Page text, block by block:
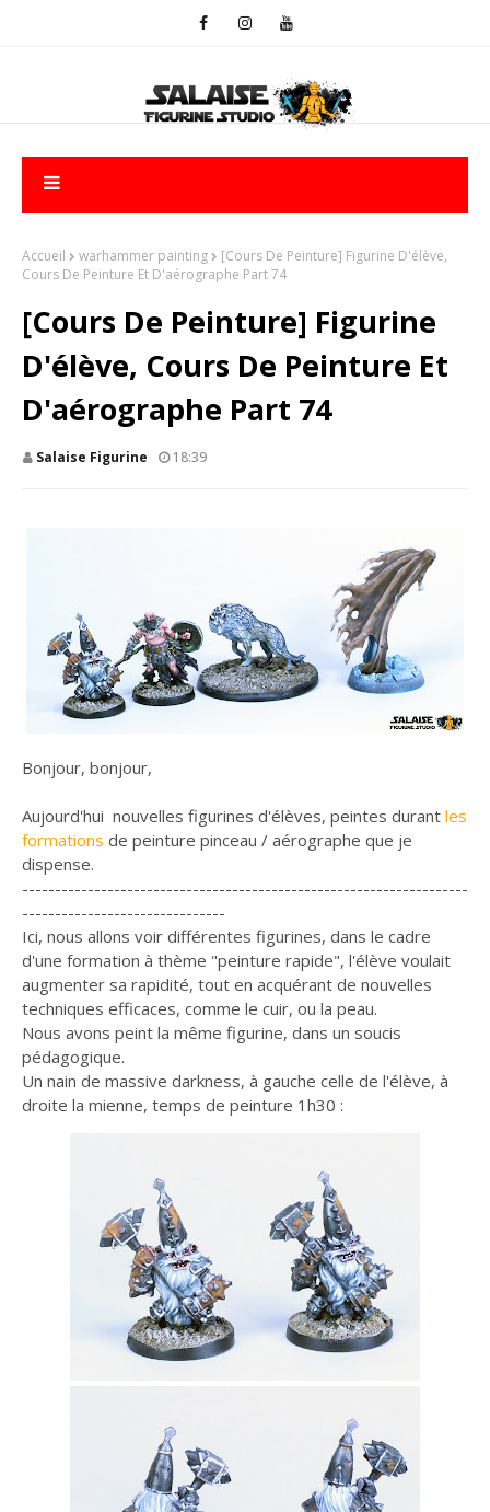
Accueil warhammer painting
[Cours De Peinture] Figurine D'élève,
Cours De Peinture Et D'aérographe Part 74
[Cours De Peinture] Figurine
D'élève, Cours De Peinture Et
D'aérographe Part 74
Salaise Figurine 18:39
Bonjour, bonjour,
Aujourd'hui nouvelles figurines d'élèves, peintes durant les
formations de peinture pinceau / aérographe que je
dispense.
--------------------------------------------------------------------
-------------------------------
Ici, nous allons voir différentes figurines, dans le cadre
d'une formation à thème "peinture rapide", l'élève voulait
augmenter sa rapidité, tout en acquérant de nouvelles
techniques efficaces, comme le cuir, ou la peau.
Nous avons peint la même figurine, dans un soucis
pédagogique.
Un nain de massive darkness, à gauche celle de l'élève, à
droite la mienne, temps de peinture 1h30 :